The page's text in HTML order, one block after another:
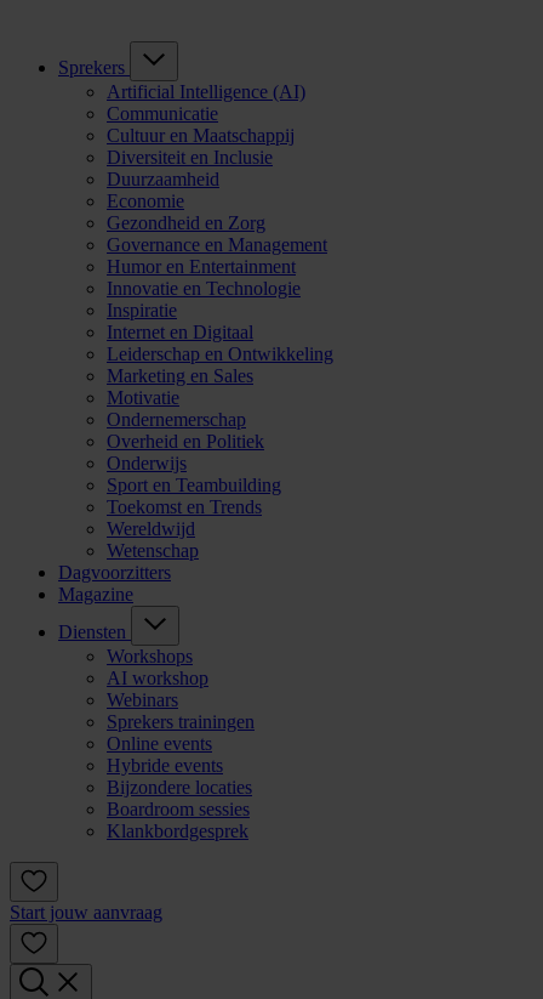
Sprekers
Artificial Intelligence (AI)
Communicatie
Cultuur en Maatschappij
Diversiteit en Inclusie
Duurzaamheid
Economie
Gezondheid en Zorg
Governance en Management
Humor en Entertainment
Innovatie en Technologie
Inspiratie
Internet en Digitaal
Leiderschap en Ontwikkeling
Marketing en Sales
Motivatie
Ondernemerschap
Overheid en Politiek
Onderwijs
Sport en Teambuilding
Toekomst en Trends
Wereldwijd
Wetenschap
Dagvoorzitters
Magazine
Diensten
Workshops
AI workshop
Webinars
Sprekers trainingen
Online events
Hybride events
Bijzondere locaties
Boardroom sessies
Klankbordgesprek
Start jouw aanvraag